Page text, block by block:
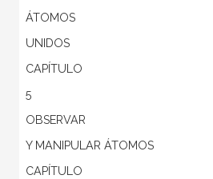
ÁTOMOS
UNIDOS
CAPÍTULO
5
OBSERVAR
Y MANIPULAR ÁTOMOS
CAPÍTULO